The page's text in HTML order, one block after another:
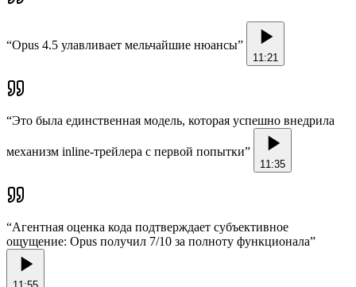
“Opus 4.5 улавливает мельчайшие нюансы”
11:21
“Это была единственная модель, которая успешно внедрила
механизм inline-трейлера с первой попытки”
11:35
“Агентная оценка кода подтверждает субъективное
ощущение: Opus получил 7/10 за полноту функционала”